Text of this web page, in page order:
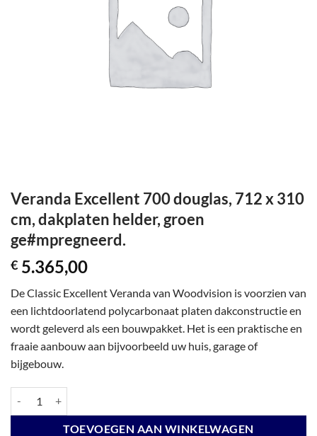
Veranda Excellent 700 douglas, 712 x 310
cm, dakplaten helder, groen
ge#mpregneerd.
€ 5.365,00
De Classic Excellent Veranda van Woodvision is voorzien van
een lichtdoorlatend polycarbonaat platen dakconstructie en
wordt geleverd als een bouwpakket. Het is een praktische en
fraaie aanbouw aan bijvoorbeeld uw huis, garage of
bijgebouw.
TOEVOEGEN AAN WINKELWAGEN